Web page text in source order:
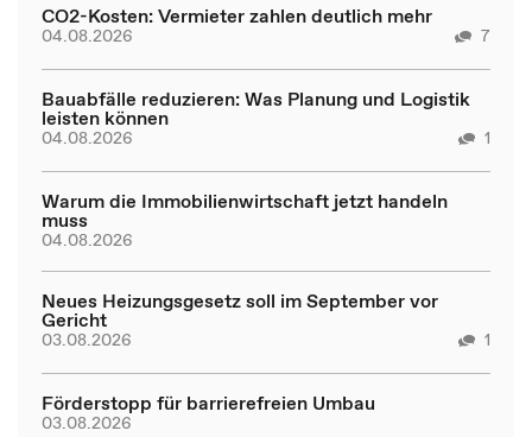
CO2-Kosten: Vermieter zahlen deutlich mehr
04.08.2026 7
Bauabfälle reduzieren: Was Planung und Logistik
leisten können
04.08.2026 1
Warum die Immobilienwirtschaft jetzt handeln
muss
04.08.2026
Neues Heizungsgesetz soll im September vor
Gericht
03.08.2026 1
Förderstopp für barrierefreien Umbau
03.08.2026